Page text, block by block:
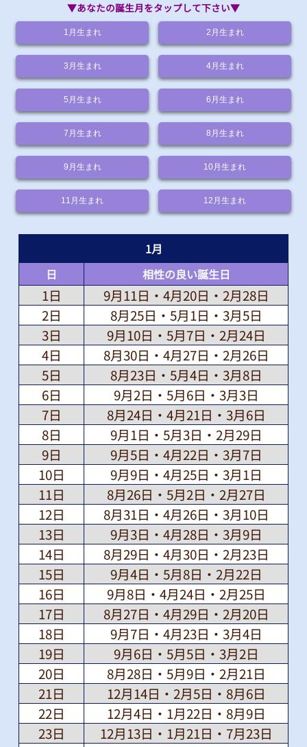
▼あなたの誕生月をタップして下さい▼
1月 生まれ 2月 生まれ
3月 生まれ 4月 生まれ
5月 生まれ 6月 生まれ
7月 生まれ 8月 生まれ
9月 生まれ 10月 生まれ
11月 生まれ 12月 生まれ
1月
日
相性の良い誕生日
1日
9月11日・4月20日・2月28日
2日
8月25日・5月1日・3月5日
3日
9月10日・5月7日・2月24日
4日
8月30日・4月27日・2月26日
5日
8月23日・5月4日・3月8日
6日
9月2日・5月6日・3月3日
7日
8月24日・4月21日・3月6日
8日
9月1日・5月3日・2月29日
9日
9月5日・4月22日・3月7日
10日
9月9日・4月25日・3月1日
11日
8月26日・5月2日・2月27日
12日
8月31日・4月26日・3月10日
13日
9月3日・4月28日・3月9日
14日
8月29日・4月30日・2月23日
15日
9月4日・5月8日・2月22日
16日
9月8日・4月24日・2月25日
17日
8月27日・4月29日・2月20日
18日
9月7日・4月23日・3月4日
19日
9月6日・5月5日・3月2日
20日
8月28日・5月9日・2月21日
21日
12月14日・2月5日・8月6日
22日
12月4日・1月22日・8月9日
23日
12月13日・1月21日・7月23日